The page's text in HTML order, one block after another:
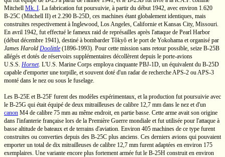
Mitchell Mk. I. La fabrication fut poursuivie, à partir du début 1942, avec environ 1.620
B-25C (Mitchell II) et 2.290 B-25D, ces machines étant globalement identiques, mais
construites respectivement à Inglewood, Los Angeles, Californie etKansas City, Missouri.
En avril 1942, fut effectué le fameux raid de représailles après l'attaque de Pearl Harbor
(début décembre 1941), destiné à bombarder Tôkyô et le port de Yokohama et organisé par
James Harold Doolittle (1896-1993). Pour cette mission sans retour possible, seize B-25B
allégés et dotés de réservoirs supplémentaires décollèrent depuis le porte-avions
U.S.S. Hornet. L'U.S. Marine Corps employa cinquante PBJ-1D, un équivalent du B-25D
capable d'emporter une torpille, et souvent doté d'un radar de rechercheAPS-2 ouAPS-3
monté dans le nez ou sous le fuselage.
Les B-25E etB-25F furent des modèles expérimentaux, et la production fut poursuivie avec
le B-25G qui était équipé de deux mitrailleuses de calibre 12,7 mm dans le nez et d'un
canon M4 de calibre 75 mm au même endroit, en partie basse. Cette arme avait son origine
dans l'infanterie française lors de la Première Guerre mondiale et fut utilisée pour l'attaque à
basse altitude de bateaux et de terrains d'aviation. Environ 405 machines de ce type furent
construites ou converties depuis des B-25C plus anciens. Ces derniers avions qui pouvaient
emporter un total de dix mitrailleuses de calibre 12,7 mm furent adaptées en environ 175
exemplaires. Une variante encore plus fortement armée fut le B-25H construit en environ